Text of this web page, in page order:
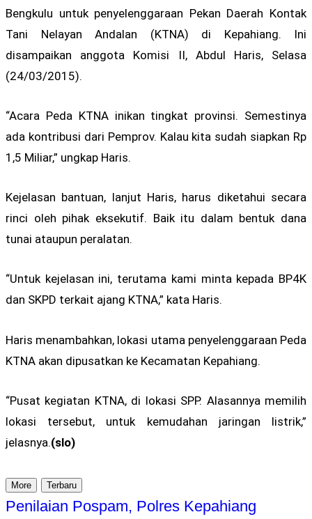
Bengkulu untuk penyelenggaraan Pekan Daerah Kontak
Tani Nelayan Andalan (KTNA) di Kepahiang. Ini
disampaikan anggota Komisi II, Abdul Haris, Selasa
(24/03/2015).
“Acara Peda KTNA inikan tingkat provinsi. Semestinya
ada kontribusi dari Pemprov. Kalau kita sudah siapkan Rp
1,5 Miliar,” ungkap Haris.
Kejelasan bantuan, lanjut Haris, harus diketahui secara
rinci oleh pihak eksekutif. Baik itu dalam bentuk dana
tunai ataupun peralatan.
“Untuk kejelasan ini, terutama kami minta kepada BP4K
dan SKPD terkait ajang KTNA,” kata Haris.
Haris menambahkan, lokasi utama penyelenggaraan Peda
KTNA akan dipusatkan ke Kecamatan Kepahiang.
“Pusat kegiatan KTNA, di lokasi SPP. Alasannya memilih
lokasi tersebut, untuk kemudahan jaringan listrik,”
jelasnya.(slo)
More Terbaru
Penilaian Pospam, Polres Kepahiang